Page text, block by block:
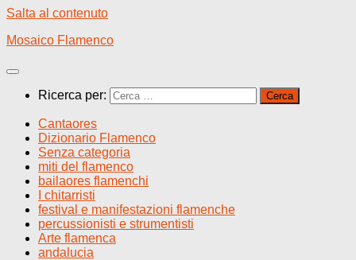
Salta al contenuto
Mosaico Flamenco
Ricerca per:
Cantaores
Dizionario Flamenco
Senza categoria
miti del flamenco
bailaores flamenchi
I chitarristi
festival e manifestazioni flamenche
percussionisti e strumentisti
Arte flamenca
andalucia